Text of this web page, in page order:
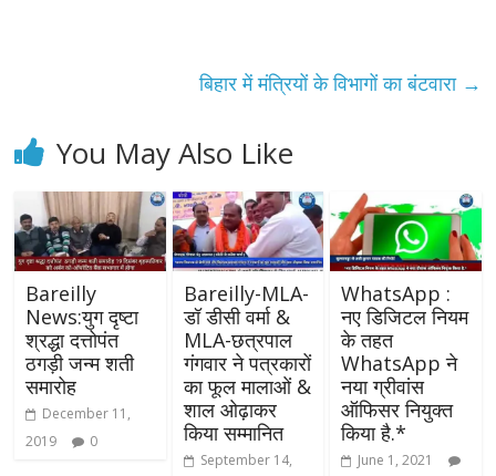
बिहार में मंत्रियों के विभागों का बंटवारा →
You May Also Like
Bareilly
News:युग दृष्टा
श्रद्धा दत्तोपंत
ठगड़ी जन्म शती
समारोह
December 11,
2019
0
Bareilly-MLA-
डॉ डीसी वर्मा &
MLA-छत्रपाल
गंगवार ने पत्रकारों
का फूल मालाओं &
शाल ओढ़ाकर
किया सम्मानित
September 14,
WhatsApp :
नए डिजिटल नियम
के तहत
WhatsApp ने
नया ग्रीवांस
ऑफिसर नियुक्त
किया है.*
June 1, 2021